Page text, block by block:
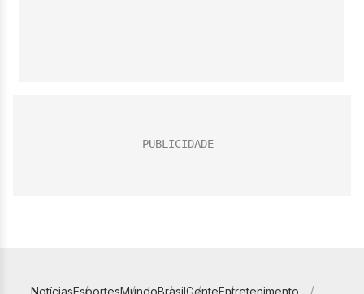
NotíciasEsportesMundoBrasilGenteEntretenimento